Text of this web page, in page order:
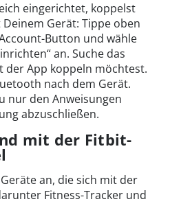
eingerichtet, koppelst
Gerät: Tippe oben
Button und wähle
an. Suche das
der App koppeln möchtest.
nach dem Gerät.
nur den Anweisungen
abzuschließen.
mit der Fitbit-
an, die sich mit der
Fitness-Tracker und